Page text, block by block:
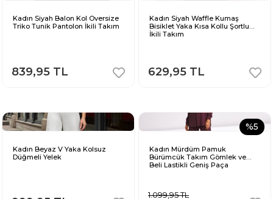
Kadın Siyah Balon Kol Oversize
Triko Tunik Pantolon İkili Takım
839,95 TL
Kadın Siyah Waffle Kumaş
Bisiklet Yaka Kısa Kollu Şortlu
İkili Takım
629,95 TL
Kadın Beyaz V Yaka Kolsuz
Düğmeli Yelek
%5
Kadın Mürdüm Pamuk
Bürümcük Takım Gömlek ve
Beli Lastikli Geniş Paça
1.099,95 TL